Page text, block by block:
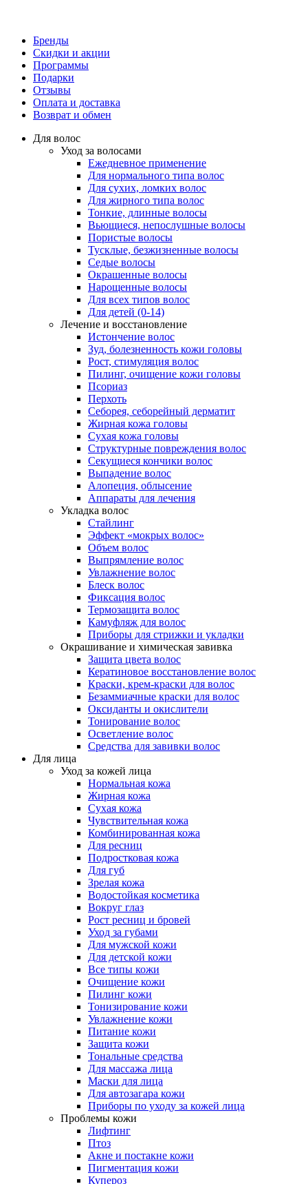
Бренды
Скидки и акции
Программы
Подарки
Отзывы
Оплата и доставка
Возврат и обмен
Для волос
Уход за волосами
Ежедневное применение
Для нормального типа волос
Для сухих, ломких волос
Для жирного типа волос
Тонкие, длинные волосы
Вьющиеся, непослушные волосы
Пористые волосы
Тусклые, безжизненные волосы
Седые волосы
Окрашенные волосы
Нарощенные волосы
Для всех типов волос
Для детей (0-14)
Лечение и восстановление
Истончение волос
Зуд, болезненность кожи головы
Рост, стимуляция волос
Пилинг, очищение кожи головы
Псориаз
Перхоть
Себорея, себорейный дерматит
Жирная кожа головы
Сухая кожа головы
Структурные повреждения волос
Секущиеся кончики волос
Выпадение волос
Алопеция, облысение
Аппараты для лечения
Укладка волос
Стайлинг
Эффект «мокрых волос»
Объем волос
Выпрямление волос
Увлажнение волос
Блеск волос
Фиксация волос
Термозащита волос
Камуфляж для волос
Приборы для стрижки и укладки
Окрашивание и химическая завивка
Защита цвета волос
Кератиновое восстановление волос
Краски, крем-краски для волос
Безаммиачные краски для волос
Оксиданты и окислители
Тонирование волос
Осветление волос
Средства для завивки волос
Для лица
Уход за кожей лица
Нормальная кожа
Жирная кожа
Сухая кожа
Чувствительная кожа
Комбинированная кожа
Для ресниц
Подростковая кожа
Для губ
Зрелая кожа
Водостойкая косметика
Вокруг глаз
Рост ресниц и бровей
Уход за губами
Для мужской кожи
Для детской кожи
Все типы кожи
Очищение кожи
Пилинг кожи
Тонизирование кожи
Увлажнение кожи
Питание кожи
Защита кожи
Тональные средства
Для массажа лица
Маски для лица
Для автозагара кожи
Приборы по уходу за кожей лица
Проблемы кожи
Лифтинг
Птоз
Акне и постакне кожи
Пигментация кожи
Купероз